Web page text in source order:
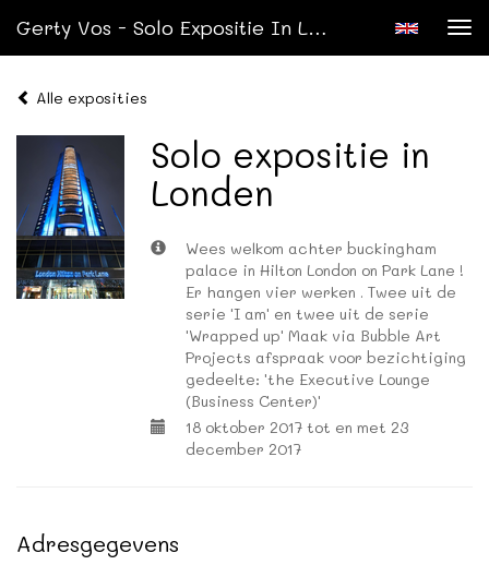
Gerty Vos - Solo Expositie In Londen
Alle exposities
Solo expositie in
Londen
Wees welkom achter buckingham
palace in Hilton London on Park Lane !
Er hangen vier werken . Twee uit de
serie 'I am' en twee uit de serie
'Wrapped up' Maak via Bubble Art
Projects afspraak voor bezichtiging
gedeelte: 'the Executive Lounge
(Business Center)'
18 oktober 2017 tot en met 23
december 2017
Adresgegevens